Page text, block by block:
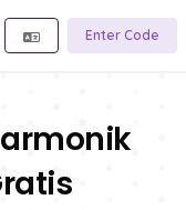
Enter Code